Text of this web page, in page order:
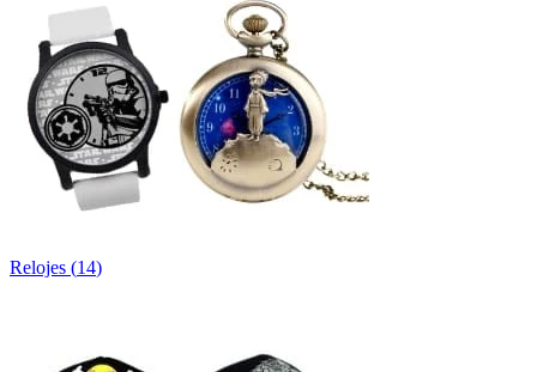
Relojes (14)